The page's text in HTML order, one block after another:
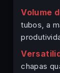
Volume
tubos, a
chapas